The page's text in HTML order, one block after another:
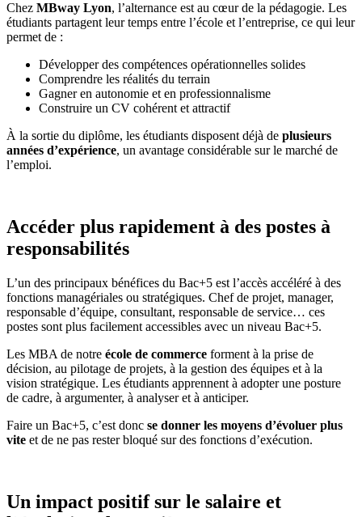
Chez MBway Lyon, l’alternance est au cœur de la pédagogie. Les
étudiants partagent leur temps entre l’école et l’entreprise, ce qui leur
permet de :
Développer des compétences opérationnelles solides
Comprendre les réalités du terrain
Gagner en autonomie et en professionnalisme
Construire un CV cohérent et attractif
À la sortie du diplôme, les étudiants disposent déjà de plusieurs
années d’expérience, un avantage considérable sur le marché de
l’emploi.
Accéder plus rapidement à des postes à
responsabilités
L’un des principaux bénéfices du Bac+5 est l’accès accéléré à des
fonctions managériales ou stratégiques. Chef de projet, manager,
responsable d’équipe, consultant, responsable de service… ces
postes sont plus facilement accessibles avec un niveau Bac+5.
Les MBA de notre école de commerce forment à la prise de
décision, au pilotage de projets, à la gestion des équipes et à la
vision stratégique. Les étudiants apprennent à adopter une posture
de cadre, à argumenter, à analyser et à anticiper.
Faire un Bac+5, c’est donc se donner les moyens d’évoluer plus
vite et de ne pas rester bloqué sur des fonctions d’exécution.
Un impact positif sur le salaire et